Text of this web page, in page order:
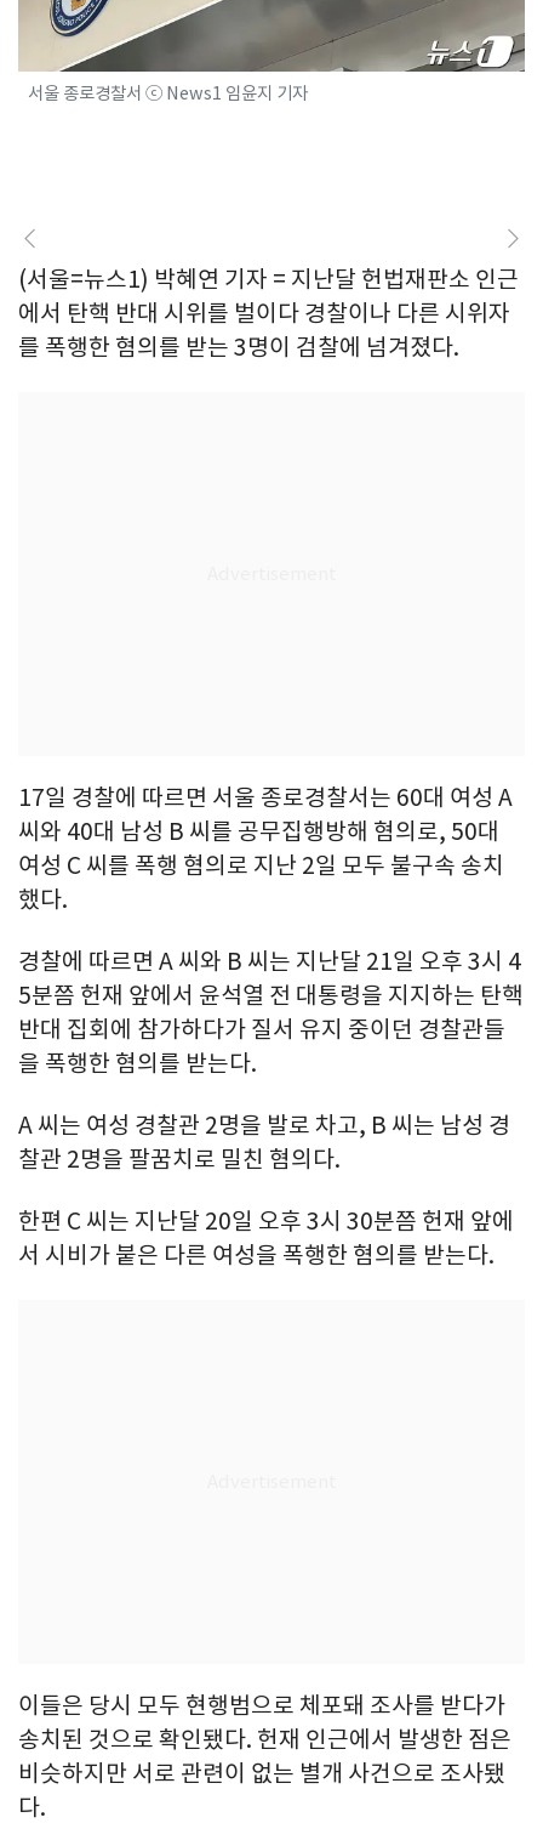
서울 종로경찰서 ⓒ News1 임윤지 기자
(서울=뉴스1) 박혜연 기자 = 지난달 헌법재판소 인근
에서 탄핵 반대 시위를 벌이다 경찰이나 다른 시위자
를 폭행한 혐의를 받는 3명이 검찰에 넘겨졌다.
17일 경찰에 따르면 서울 종로경찰서는 60대 여성 A
씨와 40대 남성 B 씨를 공무집행방해 혐의로, 50대
여성 C 씨를 폭행 혐의로 지난 2일 모두 불구속 송치
했다.
경찰에 따르면 A 씨와 B 씨는 지난달 21일 오후 3시 4
5분쯤 헌재 앞에서 윤석열 전 대통령을 지지하는 탄핵
반대 집회에 참가하다가 질서 유지 중이던 경찰관들
을 폭행한 혐의를 받는다.
A 씨는 여성 경찰관 2명을 발로 차고, B 씨는 남성 경
찰관 2명을 팔꿈치로 밀친 혐의다.
한편 C 씨는 지난달 20일 오후 3시 30분쯤 헌재 앞에
서 시비가 붙은 다른 여성을 폭행한 혐의를 받는다.
이들은 당시 모두 현행범으로 체포돼 조사를 받다가
송치된 것으로 확인됐다. 헌재 인근에서 발생한 점은
비슷하지만 서로 관련이 없는 별개 사건으로 조사됐
다.